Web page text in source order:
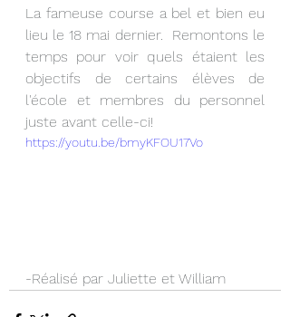
La fameuse course a bel et bien eu
lieu le 18 mai dernier.  Remontons le
temps pour voir quels étaient les
objectifs de certains élèves de
l'école et membres du personnel
juste avant celle-ci!
https://youtu.be/bmyKFOU17Vo
-Réalisé par Juliette et William